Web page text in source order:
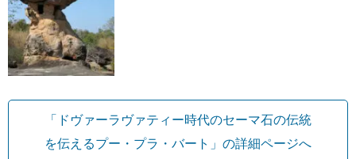
「ドヴァーラヴァティー時代のセーマ石の伝統
を伝えるプー・プラ・バート」の詳細ページへ